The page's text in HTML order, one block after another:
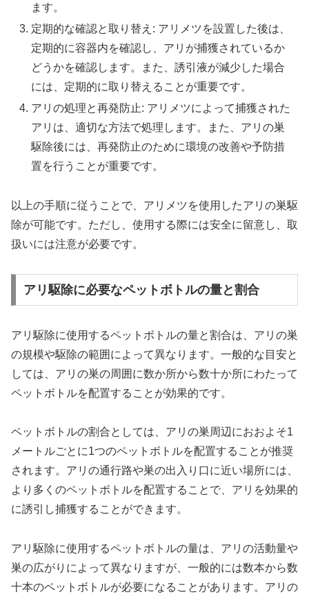
ます。
定期的な確認と取り替え: アリメツを設置した後は、
定期的に容器内を確認し、アリが捕獲されているか
どうかを確認します。また、誘引液が減少した場合
には、定期的に取り替えることが重要です。
アリの処理と再発防止: アリメツによって捕獲された
アリは、適切な方法で処理します。また、アリの巣
駆除後には、再発防止のために環境の改善や予防措
置を行うことが重要です。
以上の手順に従うことで、アリメツを使用したアリの巣駆
除が可能です。ただし、使用する際には安全に留意し、取
扱いには注意が必要です。
アリ駆除に必要なペットボトルの量と割合
アリ駆除に使用するペットボトルの量と割合は、アリの巣
の規模や駆除の範囲によって異なります。一般的な目安と
しては、アリの巣の周囲に数か所から数十か所にわたって
ペットボトルを配置することが効果的です。
ペットボトルの割合としては、アリの巣周辺におおよそ1
メートルごとに1つのペットボトルを配置することが推奨
されます。アリの通行路や巣の出入り口に近い場所には、
より多くのペットボトルを配置することで、アリを効果的
に誘引し捕獲することができます。
アリ駆除に使用するペットボトルの量は、アリの活動量や
巣の広がりによって異なりますが、一般的には数本から数
十本のペットボトルが必要になることがあります。アリの